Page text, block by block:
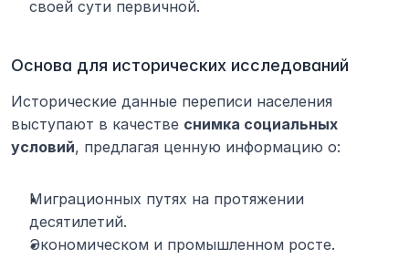
своей сути первичной.
Основа для исторических исследований
Исторические данные переписи населения
выступают в качестве снимка социальных
условий, предлагая ценную информацию о:
Миграционных путях на протяжении
десятилетий.
Экономическом и промышленном росте.